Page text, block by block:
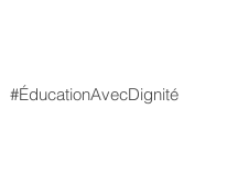
#ÉducationAvecDignité